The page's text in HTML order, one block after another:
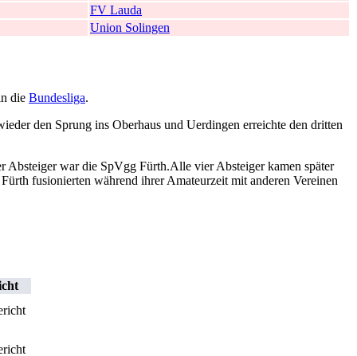
FV Lauda
Union Solingen
die Bundesliga.
den Sprung ins Oberhaus und Uerdingen erreichte den dritten
Absteiger war die SpVgg Fürth.Alle vier Absteiger kamen später
fusionierten während ihrer Amateurzeit mit anderen Vereinen